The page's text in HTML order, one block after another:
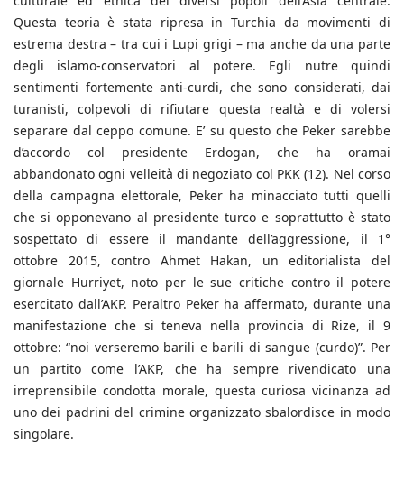
Questa teoria è stata ripresa in Turchia da movimenti di
estrema destra – tra cui i Lupi grigi – ma anche da una parte
degli islamo-conservatori al potere. Egli nutre quindi
sentimenti fortemente anti-curdi, che sono considerati, dai
turanisti, colpevoli di rifiutare questa realtà e di volersi
separare dal ceppo comune. E’ su questo che Peker sarebbe
d’accordo col presidente Erdogan, che ha oramai
abbandonato ogni velleità di negoziato col PKK (12). Nel corso
della campagna elettorale, Peker ha minacciato tutti quelli
che si opponevano al presidente turco e soprattutto è stato
sospettato di essere il mandante dell’aggressione, il 1°
ottobre 2015, contro Ahmet Hakan, un editorialista del
giornale Hurriyet, noto per le sue critiche contro il potere
esercitato dall’AKP. Peraltro Peker ha affermato, durante una
manifestazione che si teneva nella provincia di Rize, il 9
ottobre: “noi verseremo barili e barili di sangue (curdo)”. Per
un partito come l’AKP, che ha sempre rivendicato una
irreprensibile condotta morale, questa curiosa vicinanza ad
uno dei padrini del crimine organizzato sbalordisce in modo
singolare.